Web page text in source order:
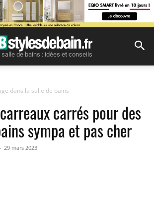
salle de bains : idées et conseils
dans la salle de bains
carrés pour des
sympa et pas cher
29 mars 2023